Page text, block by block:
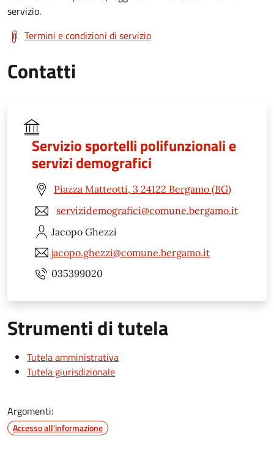
servizio.
Termini e condizioni di servizio
Contatti
Servizio sportelli polifunzionali e
servizi demografici
Piazza Matteotti, 3 24122 Bergamo (BG)
servizidemografici@comune.bergamo.it
Jacopo Ghezzi
jacopo.ghezzi@comune.bergamo.it
035399020
Strumenti di tutela
Tutela amministrativa
Tutela giurisdizionale
Argomenti:
Accesso all'informazione